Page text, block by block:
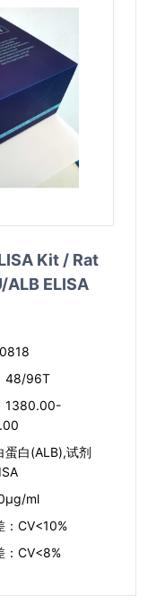
Kit / Rat
ELISA
48/96T
1380.00-
蛋白(ALB),试剂
ml
：CV<10%
：CV<8%